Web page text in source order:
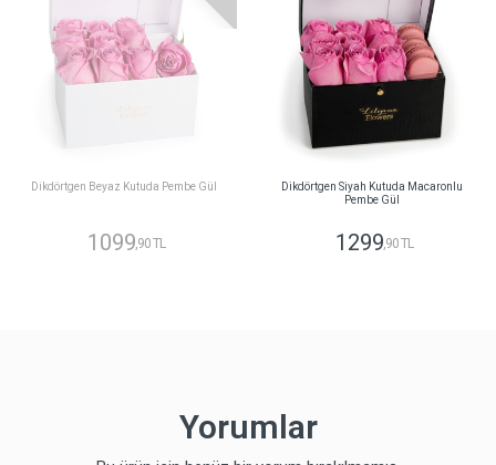
Dikdörtgen Beyaz Kutuda Pembe Gül
1099,90 TL
Dikdörtgen Siyah Kutuda Macaronlu
Pembe Gül
1299,90 TL
Yorumlar